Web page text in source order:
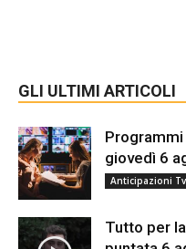
GLI ULTIMI ARTICOLI
giovedì 6
Anticipazioni Tv
Tutto per